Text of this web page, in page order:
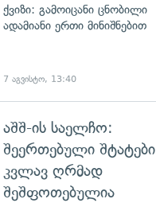
ქვიზი: გამოიცანი ცნობილი
ადამიანი ერთი მინიშნებით
7 აგვისტო, 13:40
გადახედვა
აშშ-ის საელჩო:
შეერთებული შტატები
კვლავ ღრმად
შეშფოთებულია